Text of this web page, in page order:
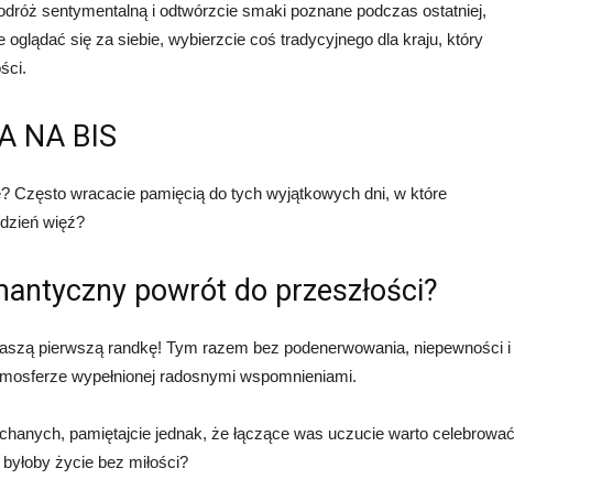
sentymentalną i odtwórzcie smaki poznane podczas ostatniej,
oglądać się za siebie, wybierzcie coś tradycyjnego dla kraju, który
NA BIS
Często wracacie pamięcią do tych wyjątkowych dni, w które
więź?
powrót do przeszłości?
pierwszą randkę! Tym razem bez podenerwowania, niepewności i
wypełnionej radosnymi wspomnieniami.
pamiętajcie jednak, że łączące was uczucie warto celebrować
życie bez miłości?